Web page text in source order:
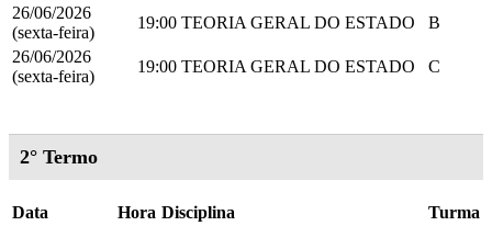
26/06/2026
(sexta-feira)
19:00 TEORIA GERAL DO ESTADO
B
26/06/2026
(sexta-feira)
19:00 TEORIA GERAL DO ESTADO C
2° Termo
Data Hora Disciplina
Turma